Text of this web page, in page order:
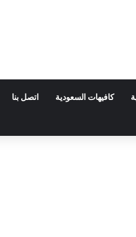
كافيهات السعودية اتصل بنا